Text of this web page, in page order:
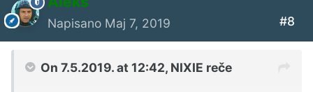
Napisano Maj 7, 2019 #8
On 7.5.2019. at 12:42, NIXIE reče